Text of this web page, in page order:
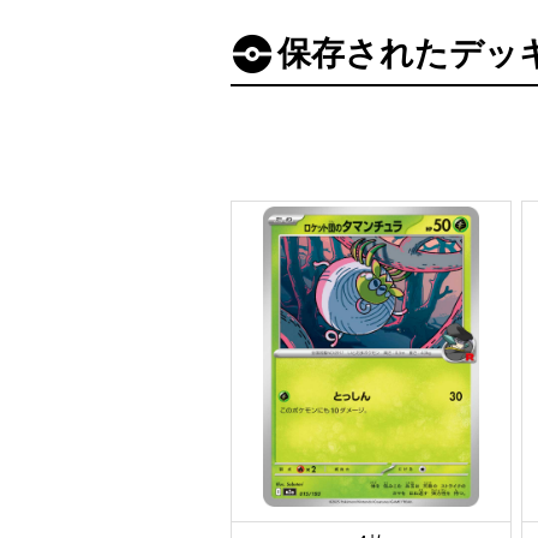
保存されたデッ